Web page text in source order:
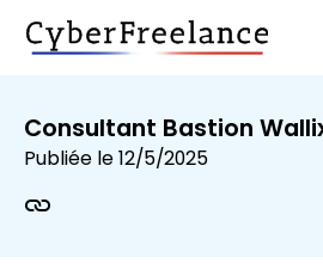
Consultant Bastion
Publiée le12/5/2025